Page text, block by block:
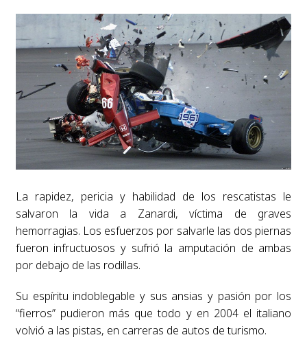
La rapidez, pericia y habilidad de los rescatistas le
salvaron la vida a Zanardi, víctima de graves
hemorragias. Los esfuerzos por salvarle las dos piernas
fueron infructuosos y sufrió la amputación de ambas
por debajo de las rodillas.
Su espíritu indoblegable y sus ansias y pasión por los
“fierros” pudieron más que todo y en 2004 el italiano
volvió a las pistas, en carreras de autos de turismo.